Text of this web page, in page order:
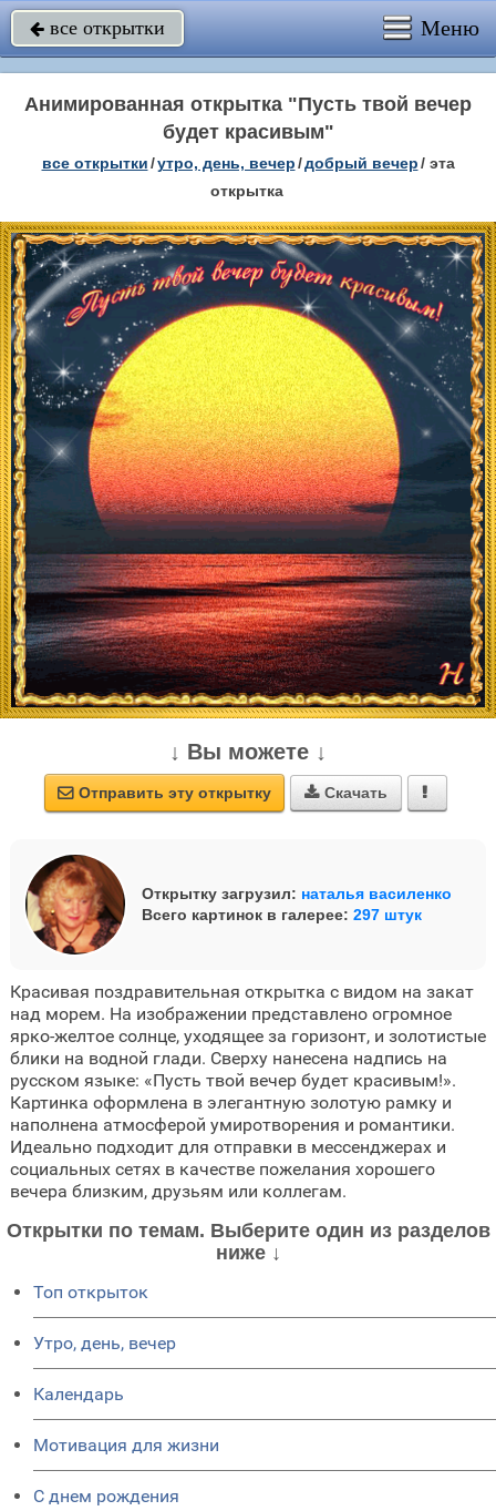
 все открытки Меню
Анимированная открытка "Пусть твой вечер
будет красивым"
все открытки/утро, день, вечер/добрый вечер/ эта
открытка
↓ Вы можете ↓
 Отправить эту открытку  Скачать 
Открытку загрузил: наталья василенко
Всего картинок в галерее: 297 штук
Красивая поздравительная открытка с видом на закат
над морем. На изображении представлено огромное
ярко-желтое солнце, уходящее за горизонт, и золотистые
блики на водной глади. Сверху нанесена надпись на
русском языке: «Пусть твой вечер будет красивым!».
Картинка оформлена в элегантную золотую рамку и
наполнена атмосферой умиротворения и романтики.
Идеально подходит для отправки в мессенджерах и
социальных сетях в качестве пожелания хорошего
вечера близким, друзьям или коллегам.
Открытки по темам. Выберите один из разделов
ниже ↓
Топ открыток
Утро, день, вечер
Календарь
Мотивация для жизни
C днем рождения